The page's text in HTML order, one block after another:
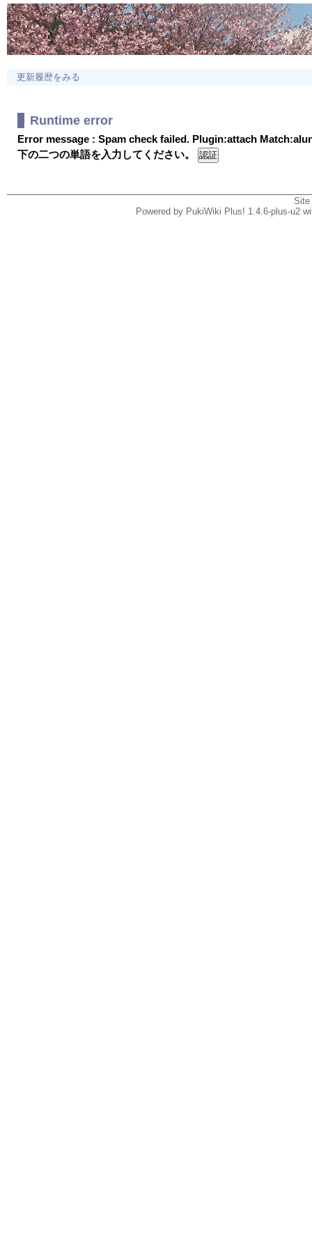
更新履歴をみる
Runtime error
Error message : Spam check failed. Plugin:attach
下の二つの単語を入力してください。
Powered by PukiWiki Plus! 1.4.6-plus-u2